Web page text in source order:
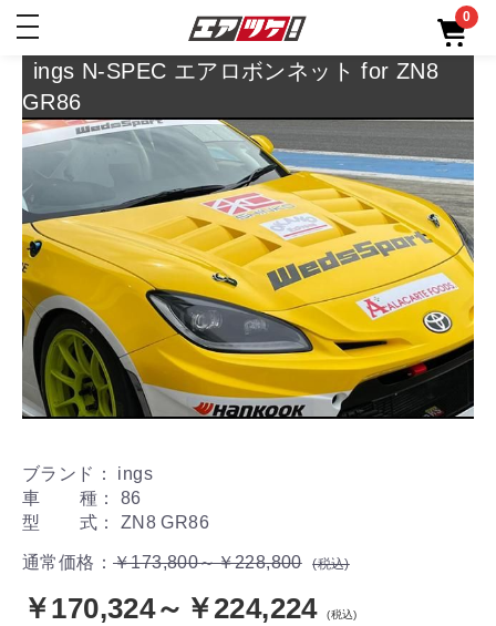
toggle
0
ings N-SPEC エアロボンネット for ZN8
GR86
ブランド： ings
車 種： 86
型 式： ZN8 GR86
通常価格： ￥173,800～￥228,800 (税込)
￥170,324～￥224,224 (税込)